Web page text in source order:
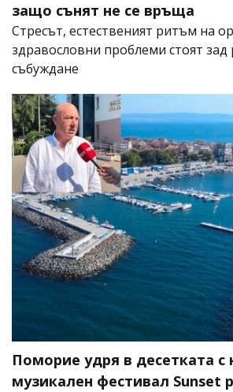
защо сънят не се връща
Стресът, естественият ритъм на
здравословни проблеми стоят зад
събуждане
Поморие удря в десетката с
музикален фестивал Sunset